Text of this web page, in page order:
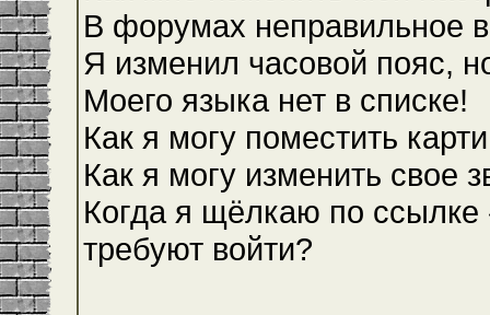
В форумах неправильное
Я изменил часовой пояс,
Моего языка нет в списке!
Как я могу поместить
Как я могу изменить свое
Когда я щёлкаю по ссылке
требуют войти?